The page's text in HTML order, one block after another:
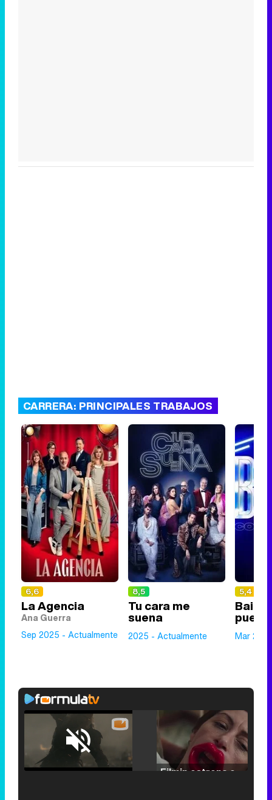
CARRERA: PRINCIPALES TRABAJOS
6,6
La Agencia
Ana Guerra
Sep 2025 - Actualmente
8,5
Tu cara me
suena
2025 - Actualmente
5,4
Baila
Mar
Unmute /
Loaded
29.30%